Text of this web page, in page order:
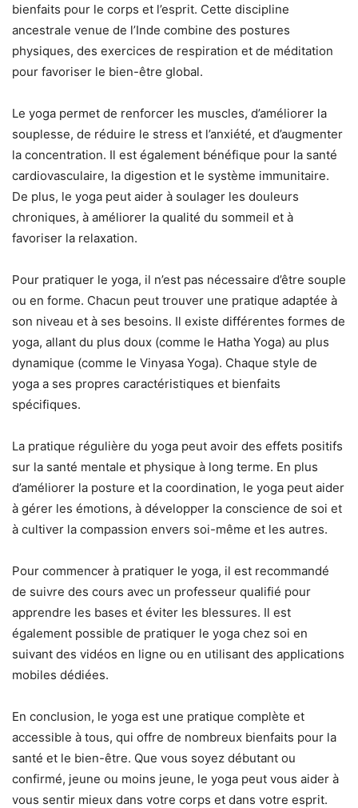
bienfaits pour le corps et l’esprit. Cette discipline
ancestrale venue de l’Inde combine des postures
physiques, des exercices de respiration et de méditation
pour favoriser le bien-être global.
Le yoga permet de renforcer les muscles, d’améliorer la
souplesse, de réduire le stress et l’anxiété, et d’augmenter
la concentration. Il est également bénéfique pour la santé
cardiovasculaire, la digestion et le système immunitaire.
De plus, le yoga peut aider à soulager les douleurs
chroniques, à améliorer la qualité du sommeil et à
favoriser la relaxation.
Pour pratiquer le yoga, il n’est pas nécessaire d’être souple
ou en forme. Chacun peut trouver une pratique adaptée à
son niveau et à ses besoins. Il existe différentes formes de
yoga, allant du plus doux (comme le Hatha Yoga) au plus
dynamique (comme le Vinyasa Yoga). Chaque style de
yoga a ses propres caractéristiques et bienfaits
spécifiques.
La pratique régulière du yoga peut avoir des effets positifs
sur la santé mentale et physique à long terme. En plus
d’améliorer la posture et la coordination, le yoga peut aider
à gérer les émotions, à développer la conscience de soi et
à cultiver la compassion envers soi-même et les autres.
Pour commencer à pratiquer le yoga, il est recommandé
de suivre des cours avec un professeur qualifié pour
apprendre les bases et éviter les blessures. Il est
également possible de pratiquer le yoga chez soi en
suivant des vidéos en ligne ou en utilisant des applications
mobiles dédiées.
En conclusion, le yoga est une pratique complète et
accessible à tous, qui offre de nombreux bienfaits pour la
santé et le bien-être. Que vous soyez débutant ou
confirmé, jeune ou moins jeune, le yoga peut vous aider à
vous sentir mieux dans votre corps et dans votre esprit.